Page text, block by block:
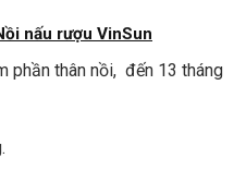
nấu rượu VinSun
phần thân nồi, đến 13 tháng